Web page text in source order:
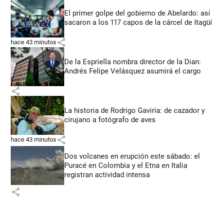
El primer golpe del gobierno de Abelardo: así
sacaron a los 117 capos de la cárcel de Itagüí
hace 43 minutos share
De la Espriella nombra director de la Dian:
Andrés Felipe Velásquez asumirá el cargo
share
La historia de Rodrigo Gaviria: de cazador y
cirujano a fotógrafo de aves
hace 43 minutos share
Dos volcanes en erupción este sábado: el
Puracé en Colombia y el Etna en Italia
registran actividad intensa
share